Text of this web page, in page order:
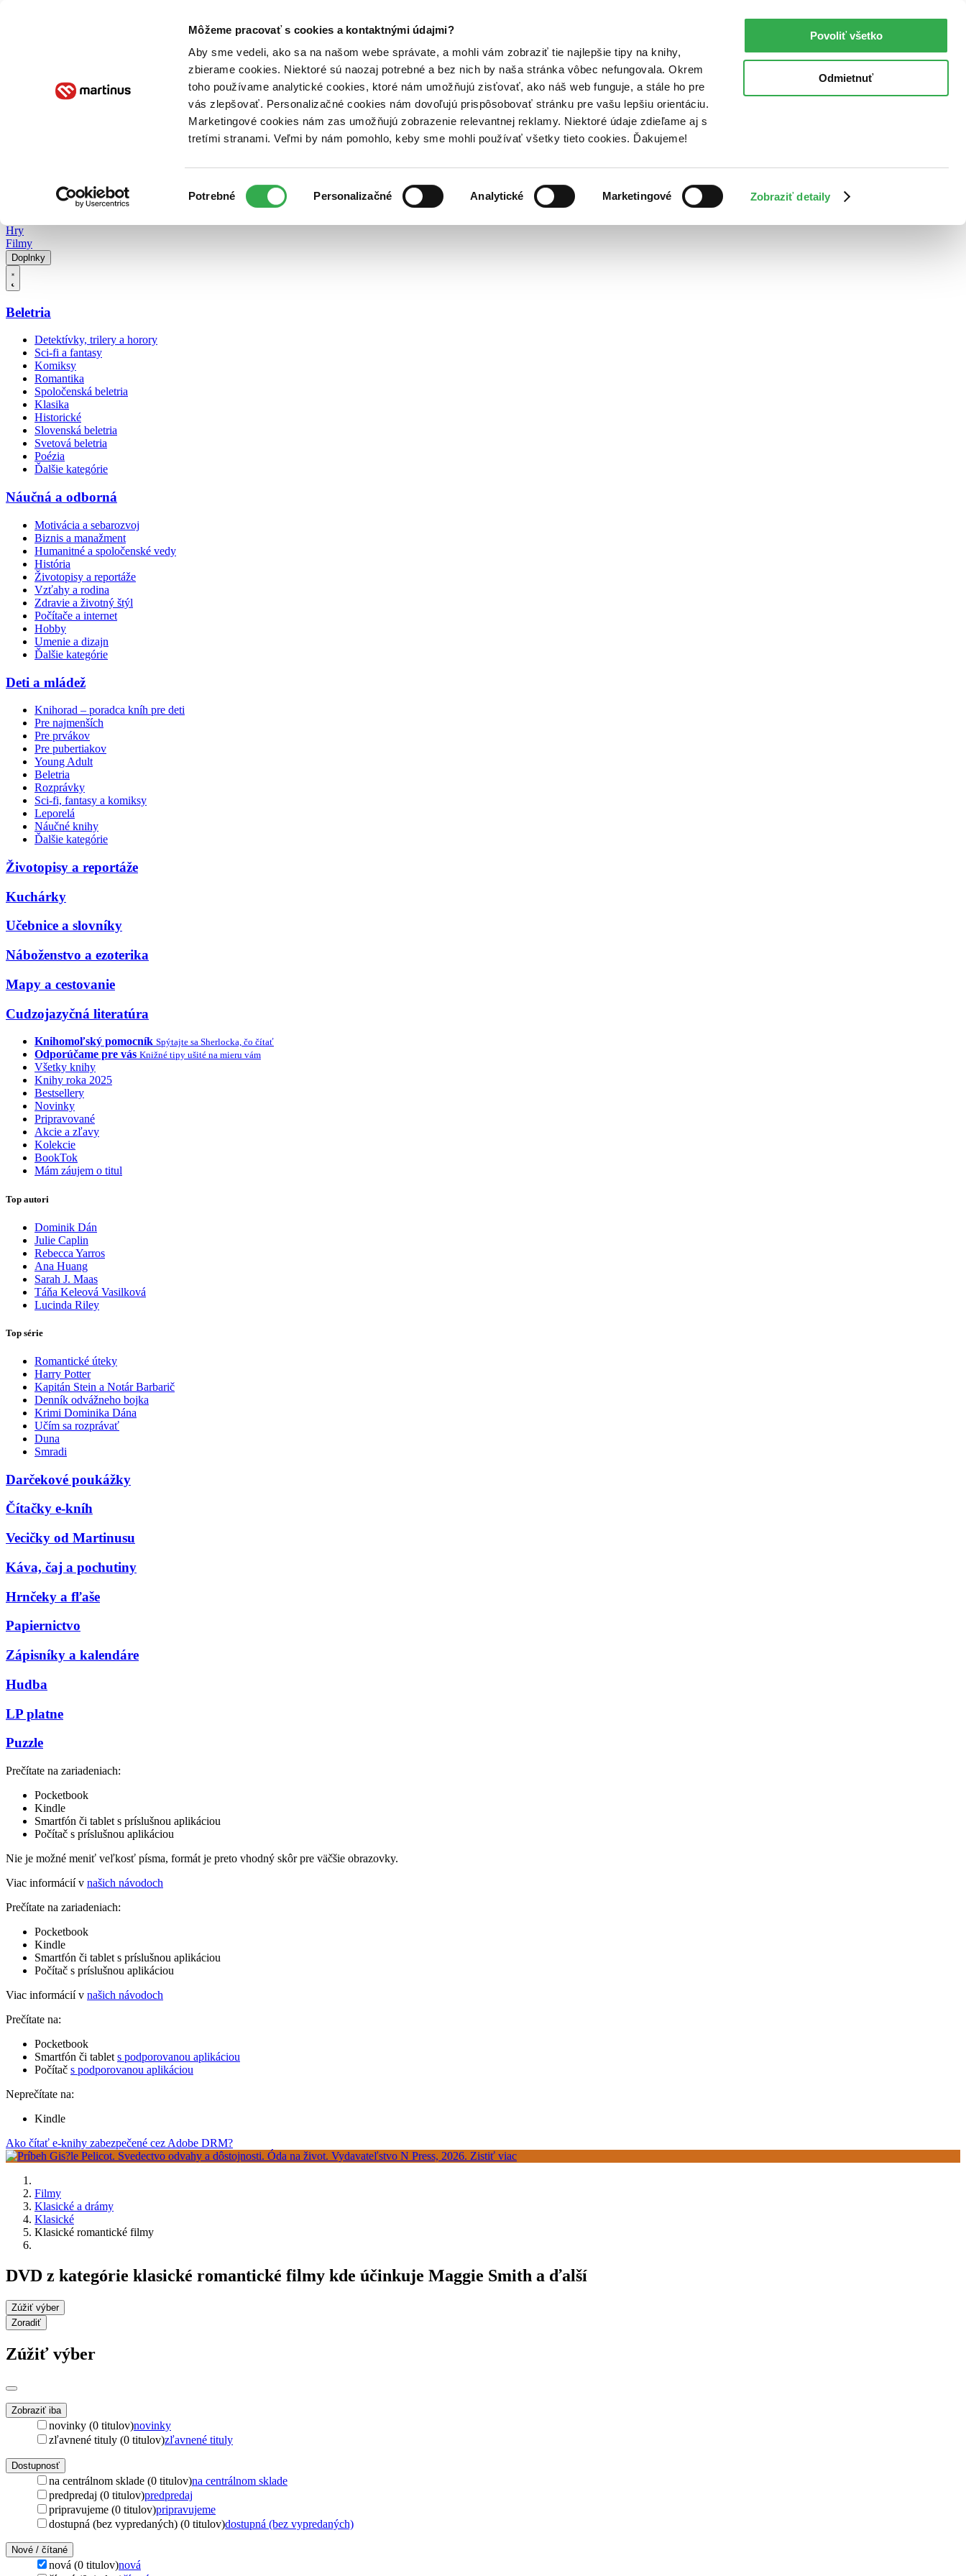
Môžeme pracovať s cookies a kontaktnými údajmi?
Aby sme vedeli, ako sa na našom webe správate, a mohli vám zobraziť tie najlepšie tipy na knihy,
zbierame cookies. Niektoré sú naozaj potrebné a bez nich by naša stránka vôbec nefungovala. Okrem
toho používame analytické cookies, ktoré nám umožňujú zisťovať, ako náš web funguje, a stále ho pre
vás zlepšovať. Personalizačné cookies nám dovoľujú prispôsobovať stránku pre vašu lepšiu orientáciu.
Marketingové cookies nám zas umožňujú zobrazenie relevantnej reklamy. Niektoré údaje zdieľame aj s
tretími stranami. Veľmi by nám pomohlo, keby sme mohli používať všetky tieto cookies. Ďakujeme!
súhlasu
Potrebné Personalizačné Analytické Marketingové Zobraziť detaily
Povoliť všetko
Odmietnuť
Poukážky Kontakt
Hry
Filmy
Doplnky
Beletria
Detektívky, trilery a horory
Sci-fi a fantasy
Komiksy
Romantika
Spoločenská beletria
Klasika
Historické
Slovenská beletria
Svetová beletria
Poézia
Ďalšie kategórie
Náučná a odborná
Motivácia a sebarozvoj
Biznis a manažment
Humanitné a spoločenské vedy
História
Životopisy a reportáže
Vzťahy a rodina
Zdravie a životný štýl
Počítače a internet
Hobby
Umenie a dizajn
Ďalšie kategórie
Deti a mládež
Knihorad – poradca kníh pre deti
Pre najmenších
Pre prvákov
Pre pubertiakov
Young Adult
Beletria
Rozprávky
Sci-fi, fantasy a komiksy
Leporelá
Náučné knihy
Ďalšie kategórie
Životopisy a reportáže
Kuchárky
Učebnice a slovníky
Náboženstvo a ezoterika
Mapy a cestovanie
Cudzojazyčná literatúra
Knihomoľský pomocník Spýtajte sa Sherlocka, čo čítať
Odporúčame pre vás Knižné tipy ušité na mieru vám
Všetky knihy
Knihy roka 2025
Bestsellery
Novinky
Pripravované
Akcie a zľavy
Kolekcie
BookTok
Mám záujem o titul
Top autori
Dominik Dán
Julie Caplin
Rebecca Yarros
Ana Huang
Sarah J. Maas
Táňa Keleová Vasilková
Lucinda Riley
Top série
Romantické úteky
Harry Potter
Kapitán Stein a Notár Barbarič
Denník odvážneho bojka
Krimi Dominika Dána
Učím sa rozprávať
Duna
Smradi
Darčekové poukážky
Čítačky e-kníh
Vecičky od Martinusu
Káva, čaj a pochutiny
Hrnčeky a fľaše
Papiernictvo
Zápisníky a kalendáre
Hudba
LP platne
Puzzle
Prečítate na zariadeniach:
Pocketbook
Kindle
Smartfón či tablet s príslušnou aplikáciou
Počítač s príslušnou aplikáciou
Nie je možné meniť veľkosť písma, formát je preto vhodný skôr pre väčšie obrazovky.
Viac informácií v našich návodoch
Prečítate na zariadeniach:
Pocketbook
Kindle
Smartfón či tablet s príslušnou aplikáciou
Počítač s príslušnou aplikáciou
Viac informácií v našich návodoch
Prečítate na:
Pocketbook
Smartfón či tablet s podporovanou aplikáciou
Počítač s podporovanou aplikáciou
Neprečítate na:
Kindle
Ako čítať e-knihy zabezpečené cez Adobe DRM?
Filmy
Klasické a drámy
Klasické
Klasické romantické filmy
DVD z kategórie klasické romantické filmy kde účinkuje Maggie Smith a ďalší
Zúžiť výber
Zoradiť
Zúžiť výber
Zobraziť iba
novinky (0 titulov)novinky
zľavnené tituly (0 titulov)zľavnené tituly
Dostupnosť
na centrálnom sklade (0 titulov)na centrálnom sklade
predpredaj (0 titulov)predpredaj
pripravujeme (0 titulov)pripravujeme
dostupná (bez vypredaných) (0 titulov)dostupná (bez vypredaných)
Nové / čítané
nová (0 titulov)nová